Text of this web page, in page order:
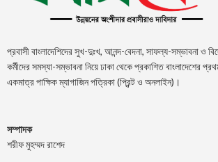
প্রবাসী বাংলাদেশিদের সুখ-দুঃখ, আনন্দ-বেদনা, সাফল্য-সম্ভাবনা ও
কর্মীদের সমস্যা-সম্ভাবনা নিয়ে ঢাকা থেকে প্রকাশিত বাংলাদেশের
একমাত্র পাক্ষিক ম্যাগাজিন পত্রিকা (প্রিন্ট ও অনলাইন)।
সম্পাদক
শরীফ মুহম্মদ রাশেদ